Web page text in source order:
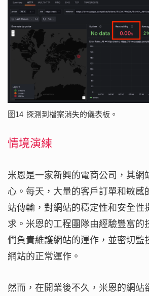
圖14 探測到檔案消失的儀表板。
情境演練
米恩是一家新興的電商公司，其網
心。每天，大量的客戶訂單和敏感
站傳輸，對網站的穩定性和安全性
求。米恩的工程團隊由經驗豐富的
們負責維護網站的運作，並密切監
網站的正常運作。
然而，在開業後不久，米恩的網站